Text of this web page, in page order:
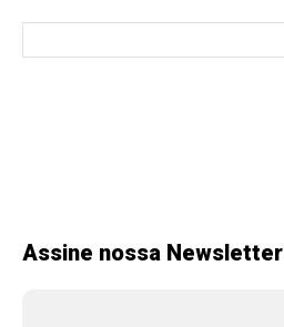
Assine nossa Newsletter